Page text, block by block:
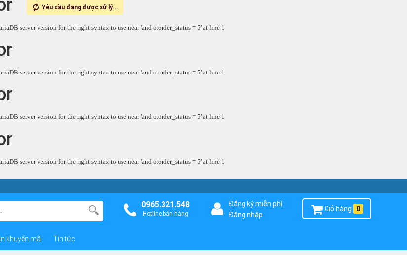
server version for the right syntax to use near 'and o.order_status = 5' at line 1
server version for the right syntax to use near 'and o.order_status = 5' at line 1
server version for the right syntax to use near 'and o.order_status = 5' at line 1
server version for the right syntax to use near 'and o.order_status = 5' at line 1
0965.321.548
Hotline bán hàng
Đăng ký miễn phí
Đăng nhập
Giỏ hàng 0
khuyến mãi Tin tức
Yêu cầu đang được xử lý...